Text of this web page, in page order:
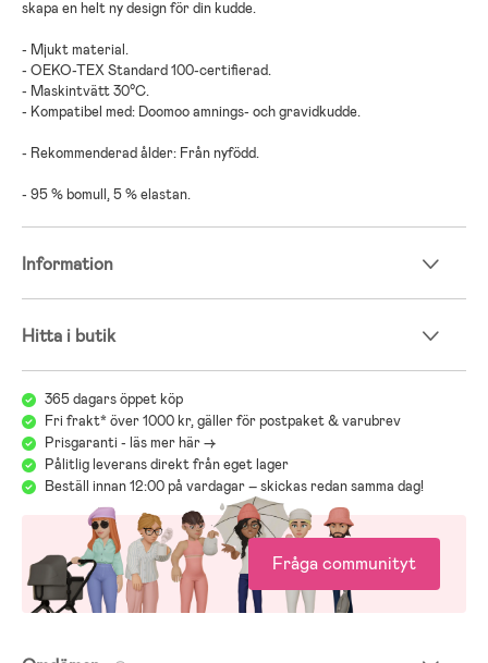
skapa en helt ny design för din kudde.
- Mjukt material.
- OEKO-TEX Standard 100-certifierad.
- Maskintvätt 30°C.
- Kompatibel med: Doomoo amnings- och gravidkudde.
- Rekommenderad ålder: Från nyfödd.
- 95 % bomull, 5 % elastan.
Information
Hitta i butik
365 dagars öppet köp
Fri frakt* över 1000 kr, gäller för postpaket & varubrev
Prisgaranti - läs mer här ->
Pålitlig leverans direkt från eget lager
Beställ innan 12:00 på vardagar – skickas redan samma dag!
Fråga communityt